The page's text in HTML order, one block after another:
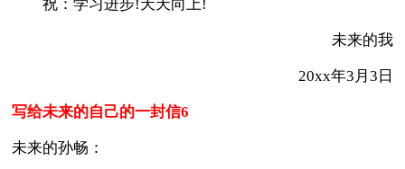
祝：学习进步!天天向上!
未来的我
20xx年3月3日
写给未来的自己的一封信6
未来的孙畅：